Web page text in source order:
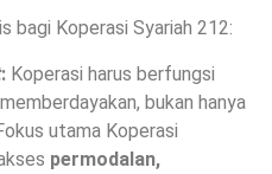
bagi Koperasi Syariah 212:
: Koperasi harus berfungsi
bukan hanya
utama Koperasi
permodalan,